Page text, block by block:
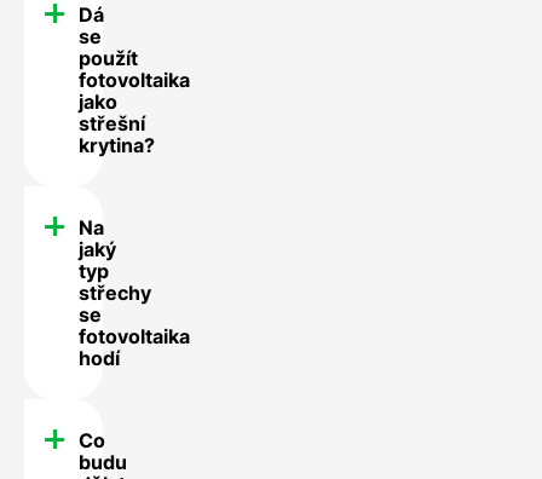
Dá
se
použít
fotovoltaika
jako
střešní
krytina?
Na
jaký
typ
střechy
se
fotovoltaika
hodí
Co
budu